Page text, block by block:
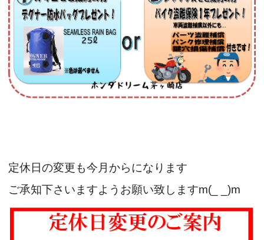
定休日の変更も今月からになります
ご承知下さいますようお願い致しますm(_ _)m